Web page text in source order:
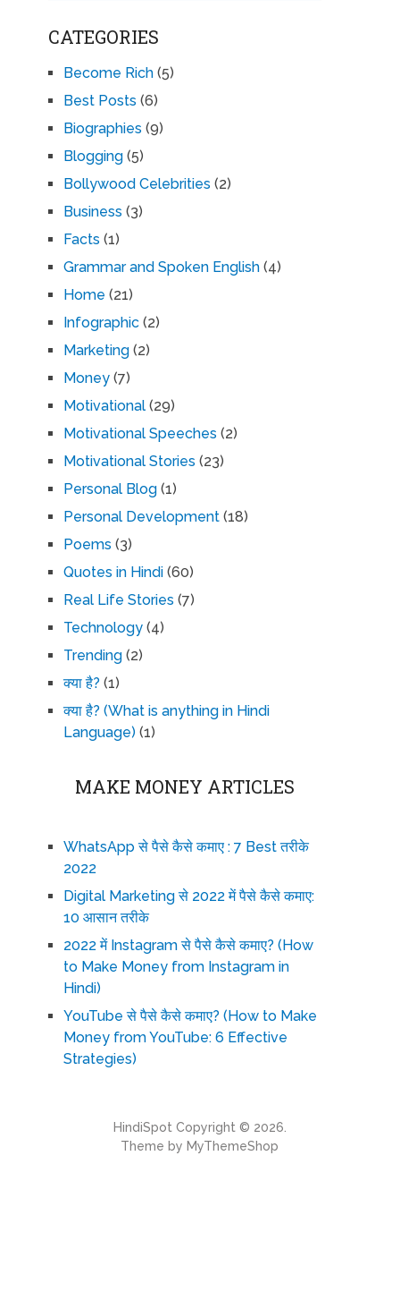
CATEGORIES
Become Rich(5)
Best Posts (6)
Biographies (9)
Blogging(5)
Bollywood Celebrities (2)
Business (3)
Facts (1)
Grammar and Spoken English(4)
Home (21)
Infographic(2)
Marketing(2)
Money(7)
Motivational(29)
Motivational Speeches (2)
Motivational Stories (23)
Personal Blog(1)
Personal Development(18)
Poems (3)
Quotes in Hindi(60)
Real Life Stories (7)
Technology(4)
Trending(2)
क्या है? (1)
क्या है? (What is anything in Hindi
Language)(1)
MAKE MONEY ARTICLES
WhatsApp से पैसे कैसे कमाए : 7 Best तरीके
2022
Digital Marketing से 2022 में पैसे कैसे कमाए:
10 आसान तरीके
2022 में Instagram से पैसे कैसे कमाए? (How
to Make Money from Instagram in
Hindi)
YouTube से पैसे कैसे कमाए? (How to Make
Money from YouTube: 6 Effective
Strategies)
HindiSpot Copyright © 2026.
Theme by MyThemeShop